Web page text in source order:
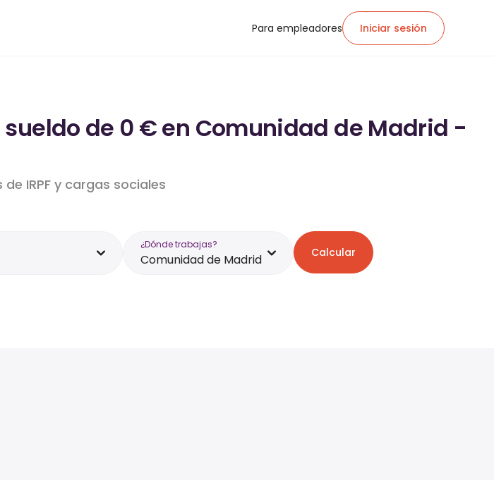
Para empleadores Iniciar sesión
sueldo de 0 € en Comunidad de Madrid -
IRPF y cargas sociales
¿Dónde trabajas?
Comunidad de Madrid Calcular